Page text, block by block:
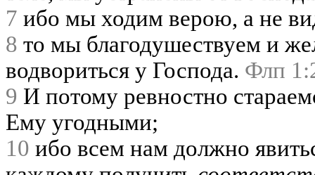
7 ибо мы ходим верою, а не
8 то мы благодушествуем и
водвориться у Господа. Флп
9 И потому ревностно
Ему угодными;
10 ибо всем нам должно